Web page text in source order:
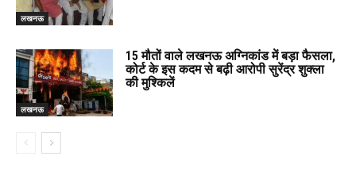
लखनऊ
लखनऊ
15 मौतों वाले लखनऊ अग्निकांड में बड़ा फैसला,
कोर्ट के इस कदम से बढ़ी आरोपी सुरेंद्र शुक्ला
की मुश्किलें